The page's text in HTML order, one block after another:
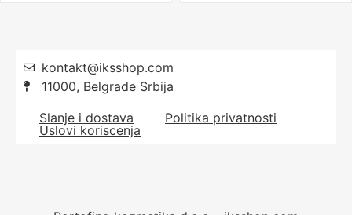
kontakt@iksshop.com
11000, Belgrade Srbija
Slanje i dostava
Politika privatnosti
Uslovi koriscenja